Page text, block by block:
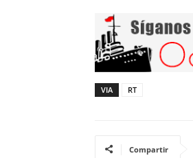
VIA RT
Compartir